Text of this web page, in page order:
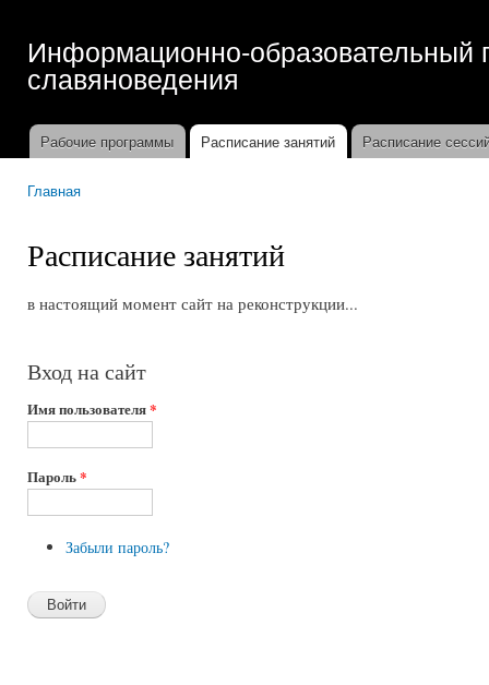
Информационно-образовательный
славяноведения
Главное меню
Рабочие программы Расписание занятий Расписание
Главная
Расписание занятий
в настоящий момент сайт на реконструкции...
Вход на сайт
Имя пользователя*
Пароль*
Забыли пароль?